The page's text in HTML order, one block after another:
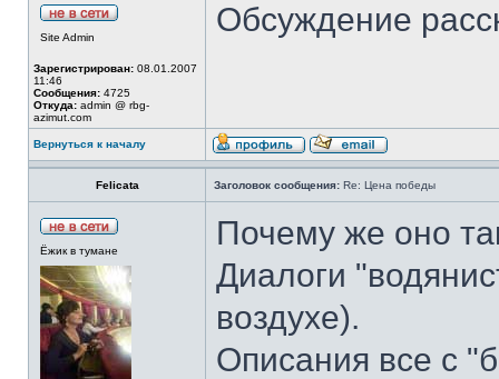
Site Admin
Зарегистрирован: 08.01.2007
11:46
Сообщения: 4725
Откуда: admin @ rbg-
azimut.com
Обсуждение
Вернуться к началу
Felicata Заголовок сообщения: Re: Цена победы
Ёжик в тумане
Почему же оно
Диалоги
воздухе).
Описания все с